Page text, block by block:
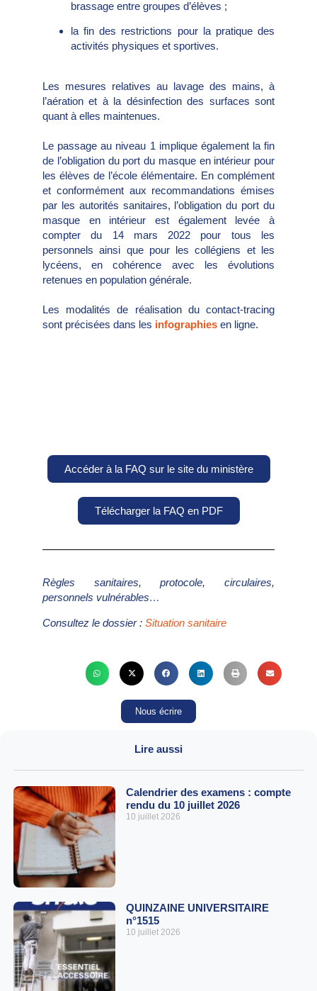
brassage entre groupes d’élèves ;
la fin des restrictions pour la pratique des
activités physiques et sportives.
Les mesures relatives au lavage des mains, à
l’aération et à la désinfection des surfaces sont
quant à elles maintenues.
Le passage au niveau 1 implique également la fin
de l’obligation du port du masque en intérieur pour
les élèves de l’école élémentaire. En complément
et conformément aux recommandations émises
par les autorités sanitaires, l’obligation du port du
masque en intérieur est également levée à
compter du 14 mars 2022 pour tous les
personnels ainsi que pour les collégiens et les
lycéens, en cohérence avec les évolutions
retenues en population générale.
Les modalités de réalisation du contact-tracing
sont précisées dans les infographies en ligne.
Accéder à la FAQ sur le site du ministère
Télécharger la FAQ en PDF
Règles sanitaires, protocole, circulaires,
personnels vulnérables…
Consultez le dossier : Situation sanitaire
Nous écrire
Lire aussi
Calendrier des examens : compte
rendu du 10 juillet 2026
10 juillet 2026
QUINZAINE UNIVERSITAIRE
n°1515
10 juillet 2026